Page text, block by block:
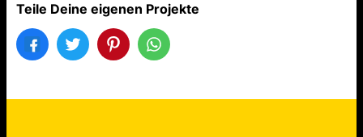
Teile Deine eigenen Projekte